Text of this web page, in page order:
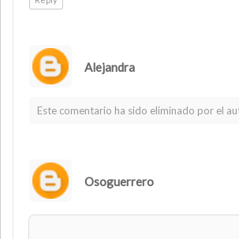
Alejandra
Este comentario ha sido eliminado por el
Osoguerrero